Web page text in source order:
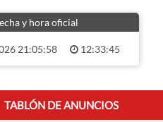
y hora oficial
21:05:58 12:33:45
TABLÓN DE ANUNCIOS